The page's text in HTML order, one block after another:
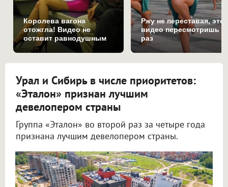
Королева вагона
отожгла! Видео не
оставит равнодушным
Ржу не переставая, это
видео пересмотришь
раз
Урал и Сибирь в числе приоритетов:
«Эталон» признан лучшим
девелопером страны
Группа «Эталон» во второй раз за четыре года
признана лучшим девелопером страны.